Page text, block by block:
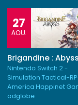
27
AOU.
Brigandine : Abyss
Nintendo Switch 2 -
Simulation Tactical-
America Happinet
adglobe